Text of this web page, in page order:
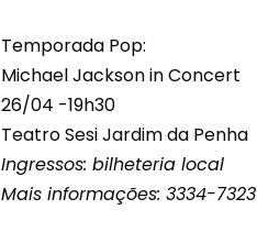
Temporada Pop:
Michael Jackson in Concert
26/04 -19h30
Teatro Sesi Jardim da Penha
Ingressos: bilheteria local
Mais informações: 3334-7323